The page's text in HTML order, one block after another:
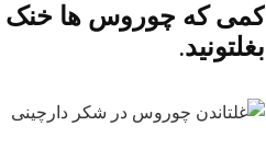
کمی که چوروس ها خنک
بغلتونید.